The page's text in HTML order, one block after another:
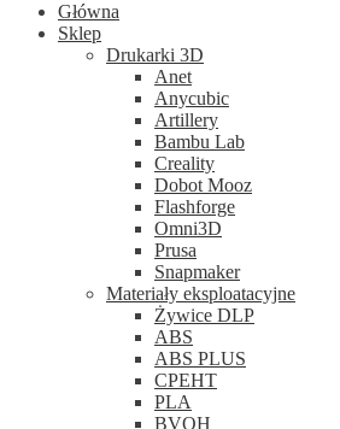
Główna
Sklep
Drukarki 3D
Anet
Anycubic
Artillery
Bambu Lab
Creality
Dobot Mooz
Flashforge
Omni3D
Prusa
Snapmaker
Materiały eksploatacyjne
Żywice DLP
ABS
ABS PLUS
CPEHT
PLA
BVOH